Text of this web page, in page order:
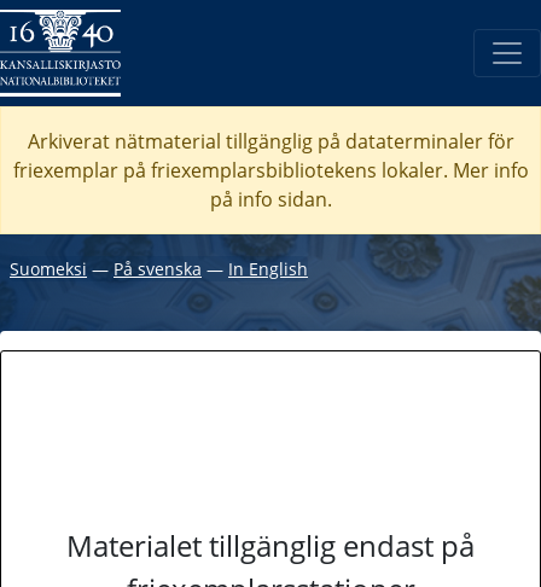
Arkiverat nätmaterial tillgänglig på dataterminaler för
friexemplar på friexemplarsbibliotekens lokaler. Mer info
på info sidan.
Suomeksi ― På svenska ― In English
Materialet tillgänglig endast på